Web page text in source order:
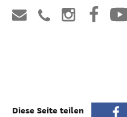
Diese Seite teilen